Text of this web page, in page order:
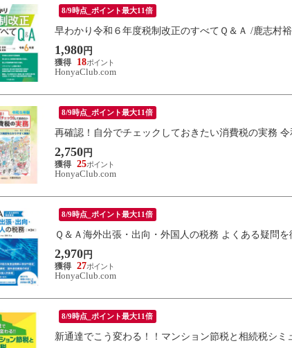
8/9時点_ポイント最大11倍
早わかり令和６年度税制改正のすべてＱ＆Ａ /鹿志村
1,980 円
18
HonyaClub.com
8/9時点_ポイント最大11倍
再確認！自分でチェックしておきたい消費税の実務
2,750 円
25
HonyaClub.com
8/9時点_ポイント最大11倍
Ｑ＆Ａ海外出張・出向・外国人の税務 よくある疑問
2,970 円
27
HonyaClub.com
8/9時点_ポイント最大11倍
新通達でこう変わる！！マンション節税と相続税シミ